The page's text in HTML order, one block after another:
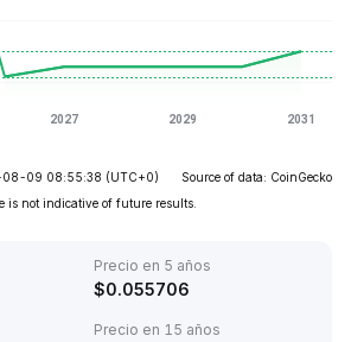
08-09 08:55:38 (UTC+0)
Source of data: CoinGecko
is not indicative of future results.
Precio en 5 años
$0.055706
Precio en 15 años